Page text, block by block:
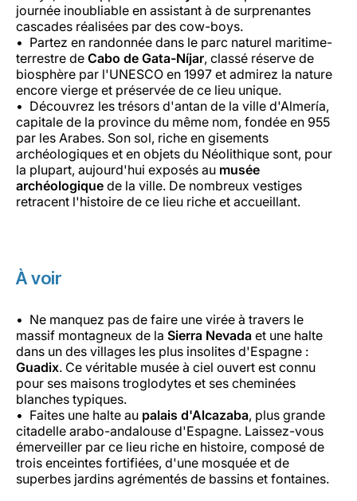
journée inoubliable en assistant à de surprenantes
cascades réalisées par des cow-boys.
Partez en randonnée dans le parc naturel maritime-
terrestre de Cabo de Gata-Níjar, classé réserve de
biosphère par l'UNESCO en 1997 et admirez la nature
encore vierge et préservée de ce lieu unique.
Découvrez les trésors d'antan de la ville d'Almería,
capitale de la province du même nom, fondée en 955
par les Arabes. Son sol, riche en gisements
archéologiques et en objets du Néolithique sont, pour
la plupart, aujourd'hui exposés au musée
archéologique de la ville. De nombreux vestiges
retracent l'histoire de ce lieu riche et accueillant.
À voir
Ne manquez pas de faire une virée à travers le
massif montagneux de la Sierra Nevada et une halte
dans un des villages les plus insolites d'Espagne :
Guadix. Ce véritable musée à ciel ouvert est connu
pour ses maisons troglodytes et ses cheminées
blanches typiques.
Faites une halte au palais d'Alcazaba, plus grande
citadelle arabo-andalouse d'Espagne. Laissez-vous
émerveiller par ce lieu riche en histoire, composé de
trois enceintes fortifiées, d'une mosquée et de
superbes jardins agrémentés de bassins et fontaines.